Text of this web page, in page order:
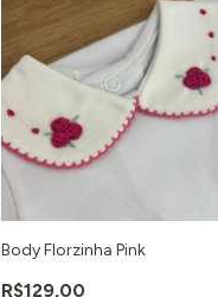
Body Florzinha Pink
R$129,00